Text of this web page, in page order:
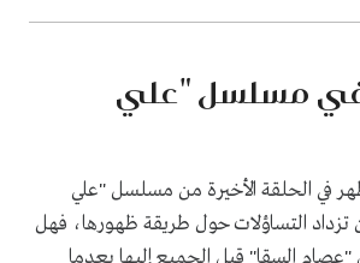
مسلسل "علي
في الحلقة الأخيرة من مسلسل "علي
تزداد التساؤلات حول طريقة ظهورها، فهل
السقا" قبل الجميع إليها بعدما